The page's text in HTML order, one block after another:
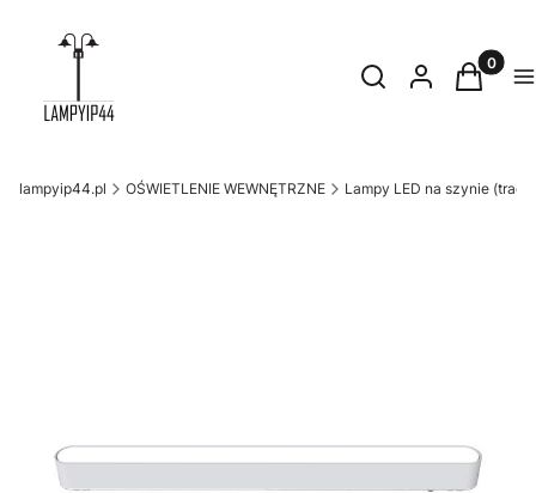
Otwórz
SzukajZaloguj sięKoszyk
lampyip44.pl OŚWIETLENIE WEWNĘTRZNE Lampy LED na szynie